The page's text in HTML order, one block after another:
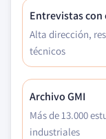
Entrevistas con
Alta dirección,
técnicos
Archivo GMI
Más de 13.000
industriales